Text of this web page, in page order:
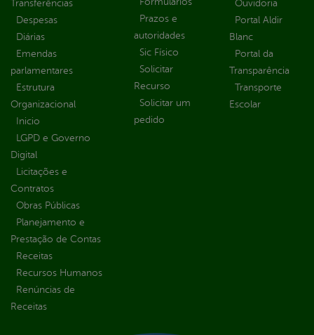
Transferências
Despesas
Diárias
Emendas
parlamentares
Estrutura
Organizacional
Inicio
LGPD e Governo
Digital
Licitações e
Contratos
Obras Públicas
Planejamento e
Prestação de Contas
Receitas
Recursos Humanos
Renúncias de
Receitas
Prazos e
autoridades
Sic Físico
Solicitar
Recurso
Solicitar um
pedido
Ouvidoria
Portal Aldir
Blanc
Portal da
Transparência
Transporte
Escolar